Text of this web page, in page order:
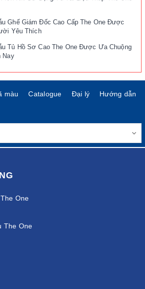
Ghế Giám Đốc Cao Cấp The One Được
Yêu Thích
Tủ Hồ Sơ Cao The One Được Ưa Chuộng
Nay
màu Catalogue Đại lý
Hướng dẫn
One
The One